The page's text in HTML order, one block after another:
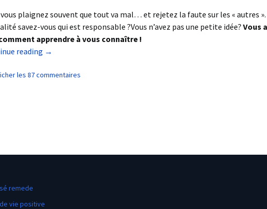
vous plaignez souvent que tout va mal… et rejetez la faute sur les « autres ».
savez-vous qui est responsable ?Vous n’avez pas une petite idée?Vous
apprendre à vous connaître !
reading →
les 87 commentaires
remede
vie positive